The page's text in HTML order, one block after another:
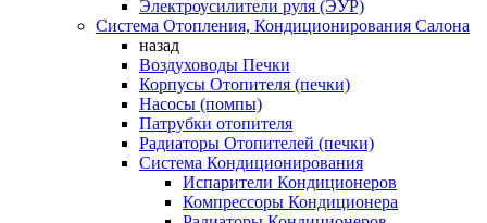
Электроусилители руля (ЭУР)
Система Отопления, Кондиционирования Салона
назад
Воздуховоды Печки
Корпусы Отопителя (печки)
Насосы (помпы)
Патрубки отопителя
Радиаторы Отопителей (печки)
Система Кондиционирования
Испарители Кондиционеров
Компрессоры Кондиционера